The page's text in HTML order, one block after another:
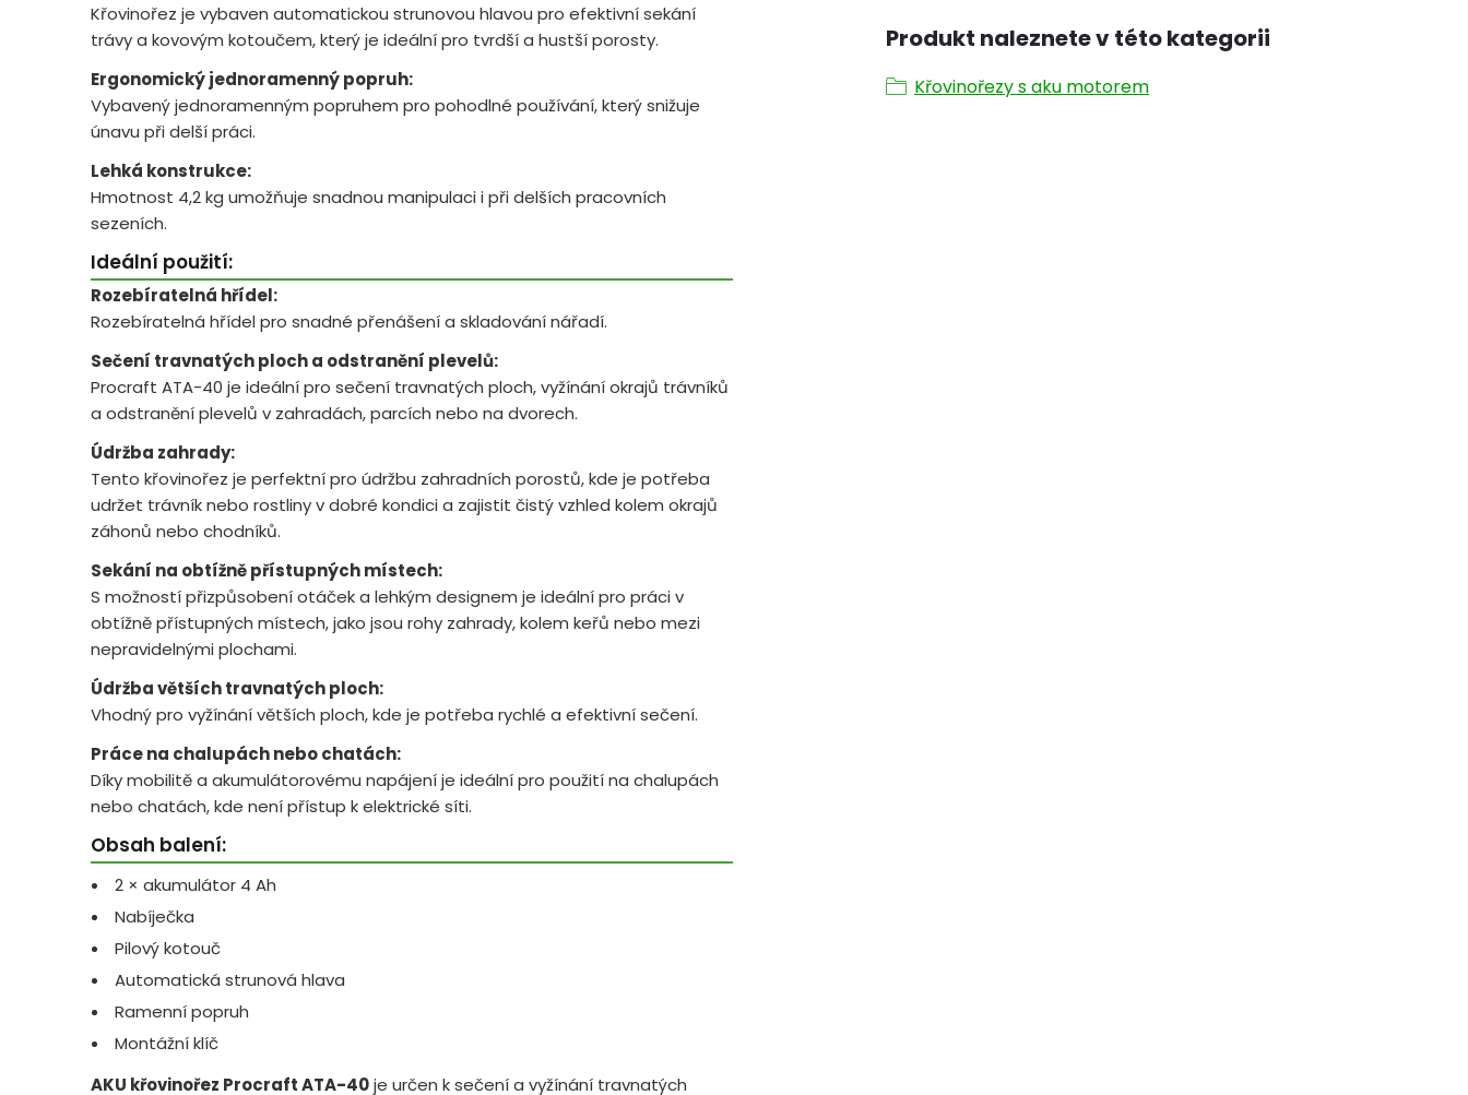
Křovinořez je vybaven automatickou strunovou hlavou pro efektivní sekání
trávy a kovovým kotoučem, který je ideální pro tvrdší a hustší porosty.
Ergonomický jednoramenný popruh:
Vybavený jednoramenným popruhem pro pohodlné používání, který snižuje
únavu při delší práci.
Lehká konstrukce:
Hmotnost 4,2 kg umožňuje snadnou manipulaci i při delších pracovních
sezeních.
Ideální použití:
Rozebíratelná hřídel:
Rozebíratelná hřídel pro snadné přenášení a skladování nářadí.
Sečení travnatých ploch a odstranění plevelů:
Procraft ATA-40 je ideální pro sečení travnatých ploch, vyžínání okrajů trávníků
a odstranění plevelů v zahradách, parcích nebo na dvorech.
Údržba zahrady:
Tento křovinořez je perfektní pro údržbu zahradních porostů, kde je potřeba
udržet trávník nebo rostliny v dobré kondici a zajistit čistý vzhled kolem okrajů
záhonů nebo chodníků.
Sekání na obtížně přístupných místech:
S možností přizpůsobení otáček a lehkým designem je ideální pro práci v
obtížně přístupných místech, jako jsou rohy zahrady, kolem keřů nebo mezi
nepravidelnými plochami.
Údržba větších travnatých ploch:
Vhodný pro vyžínání větších ploch, kde je potřeba rychlé a efektivní sečení.
Práce na chalupách nebo chatách:
Díky mobilitě a akumulátorovému napájení je ideální pro použití na chalupách
nebo chatách, kde není přístup k elektrické síti.
Obsah balení:
2 × akumulátor 4 Ah
Nabíječka
Pilový kotouč
Automatická strunová hlava
Ramenní popruh
Montážní klíč
AKU křovinořez Procraft ATA-40je určen k sečení a vyžínání travnatých
Produkt naleznete v této kategorii
Křovinořezy s aku motorem